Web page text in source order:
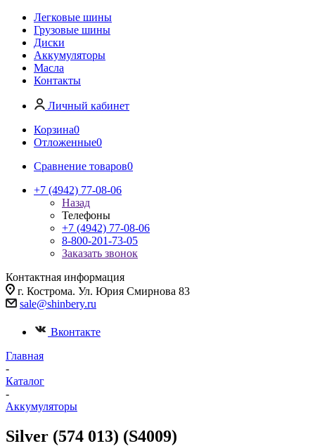
Легковые шины
Грузовые шины
Диски
Аккумуляторы
Масла
Контакты
Личный кабинет
Корзина0
Отложенные0
Сравнение товаров0
+7 (4942) 77-08-06
Назад
Телефоны
+7 (4942) 77-08-06
8-800-201-73-05
Заказать звонок
Контактная информация
г. Кострома. Ул. Юрия Смирнова 83
sale@shinbery.ru
Вконтакте
Главная
-
Каталог
-
Аккумуляторы
Silver (574 013) (S4009)